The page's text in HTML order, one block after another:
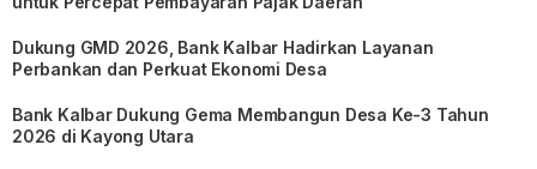
Dukung GMD 2026, Bank Kalbar Hadirkan Layanan
Perbankan dan Perkuat Ekonomi Desa
Bank Kalbar Dukung Gema Membangun Desa Ke-3 Tahun
2026 di Kayong Utara